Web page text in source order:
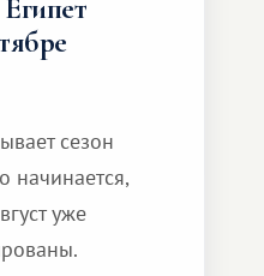
сезон
начинается,
уже